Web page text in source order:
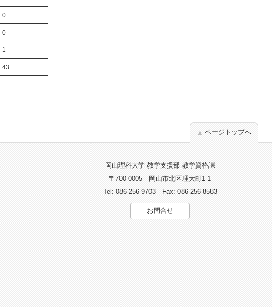
0
0
1
43
ページトップへ
岡山理科大学 教学支援部 教学資格課
〒700-0005
岡山市北区理大町1-1
Tel: 086-256-9703
Fax: 086-256-8583
お問合せ